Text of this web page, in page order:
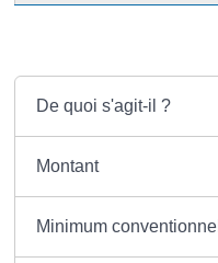
De quoi s'agit-il ?
Montant
Minimum conventionnel